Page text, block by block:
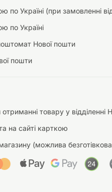
Декорації
по Україні (при замовленні
по Україні
Нової пошти
пошти
товару у відділенні
на сайті карткою
(можлива